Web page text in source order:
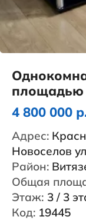
площадью
4 800 000
Адрес:
Новоселов
Район:
Общая
Этаж: 3 / 3
Код: 19445